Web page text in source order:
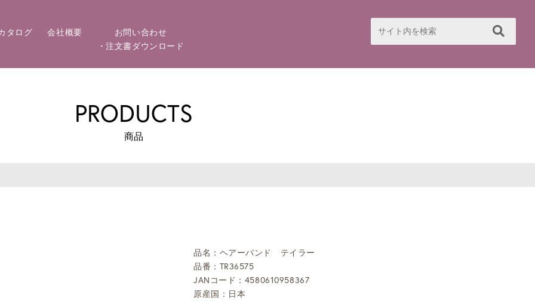
タログ 会社概要
お問い合わせ
・注文書ダウンロード
PRODUCTS
商品
品名：ヘアーバンド テイラー
品番：TR36575
JANコード：4580610958367
原産国：日本